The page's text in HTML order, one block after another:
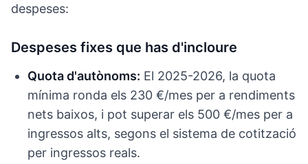
despeses:
Despeses fixes que has d'incloure
Quota d'autònoms: El 2025-2026, la quota
mínima ronda els 230 €/mes per a rendiments
nets baixos, i pot superar els 500 €/mes per a
ingressos alts, segons el sistema de cotització
per ingressos reals.